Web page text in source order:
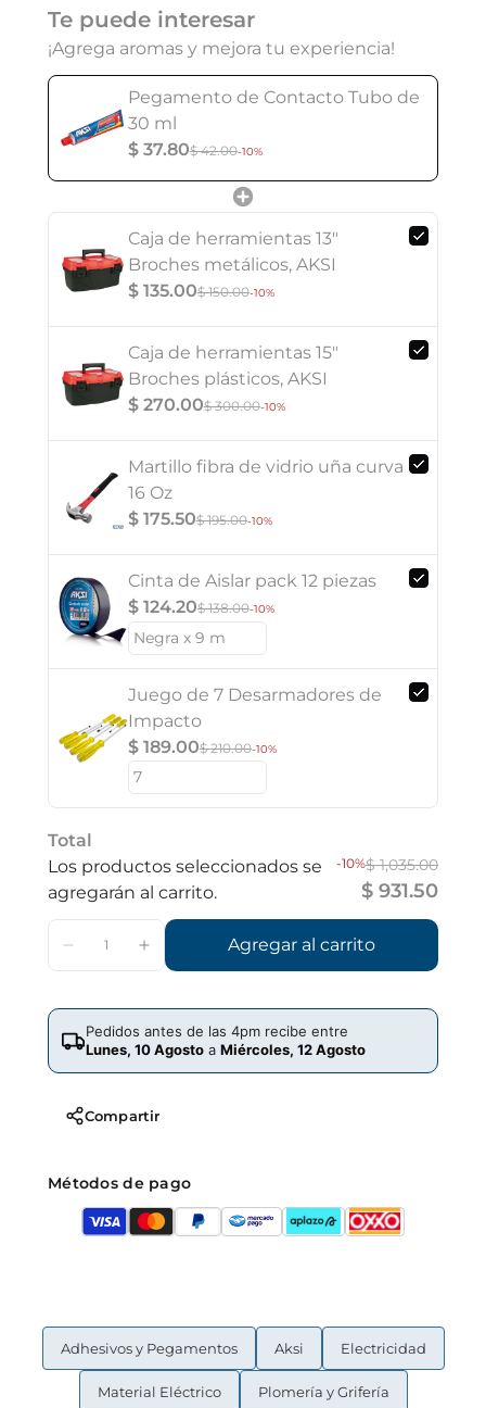
Te puede interesar
¡Agrega aromas y mejora tu experiencia!
Pegamento de Contacto Tubo de
30 ml
$ 37.80$ 42.00-10%
Caja de herramientas 13"
Broches metálicos, AKSI
$ 135.00$ 150.00-10%
Caja de herramientas 15"
Broches plásticos, AKSI
$ 270.00$ 300.00-10%
Martillo fibra de vidrio uña curva
16 Oz
$ 175.50$ 195.00-10%
Cinta de Aislar pack 12 piezas
$ 124.20$ 138.00-10%
Juego de 7 Desarmadores de
Impacto
$ 189.00$ 210.00-10%
Total
Los productos seleccionados se
agregarán al carrito.
-10%$ 1,035.00
$ 931.50
Agregar al carrito
Pedidos antes de las 4pm recibe entre
Lunes, 10 Agosto a Miércoles, 12 Agosto
Compartir
Métodos de pago
Adhesivos y Pegamentos Aksi Electricidad
Material Eléctrico Plomería y Grifería